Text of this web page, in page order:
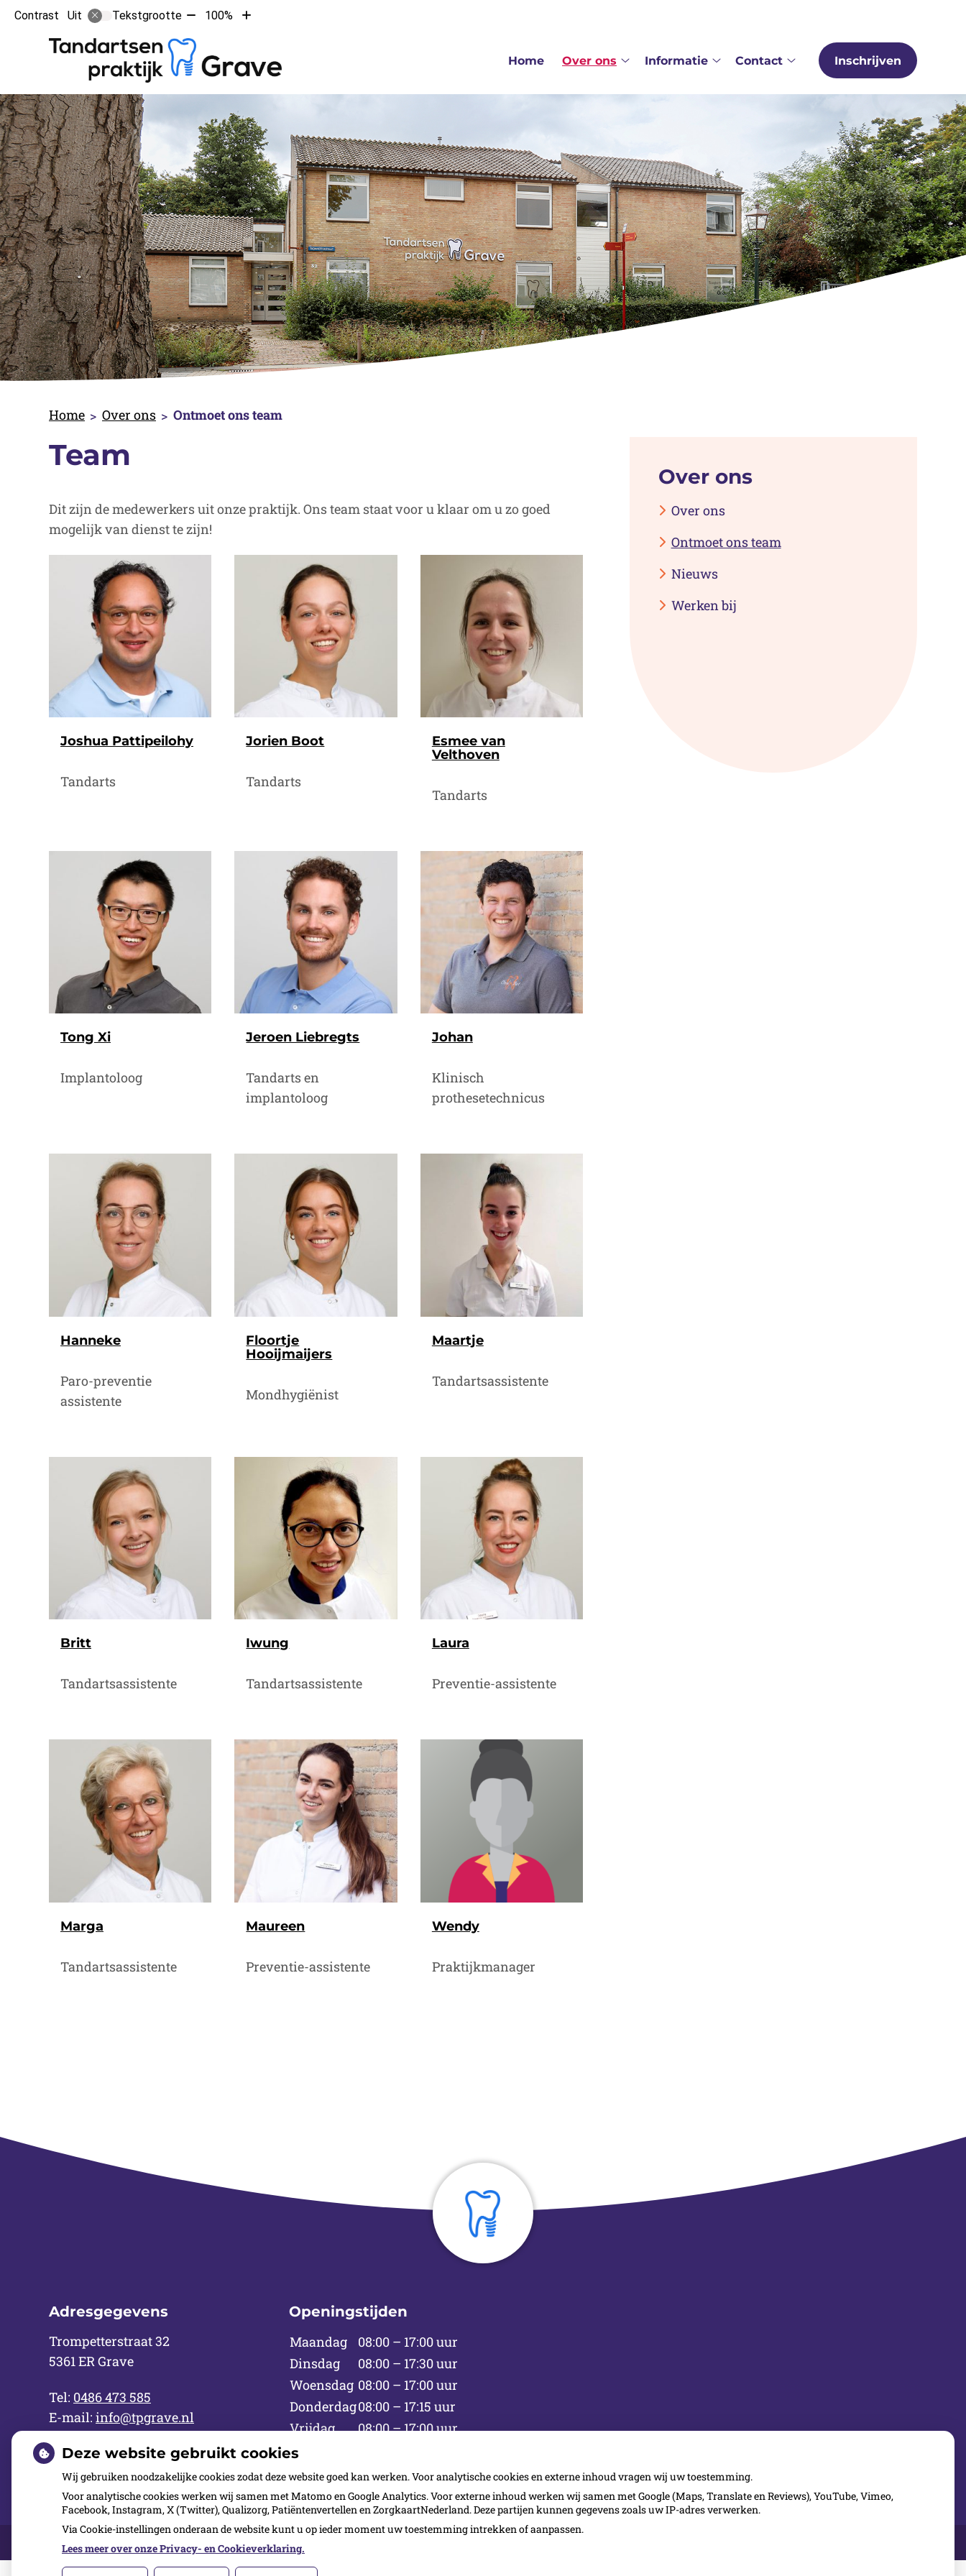
Contrast Uit Tekstgrootte Tekst
met
10%
100%
Tekst
10%
Home
Over ons
Informatie
Contact
Contact
Inschrijven
Home Over ons Ontmoet ons team
Team
Dit zijn de medewerkers uit onze praktijk. Ons team staat voor u klaar om u zo goed
mogelijk van dienst te zijn!
Joshua Pattipeilohy
Tandarts
Jorien Boot
Tandarts
Esmee van
Velthoven
Tandarts
Tong Xi
Implantoloog
Jeroen Liebregts
Tandarts en
implantoloog
Johan
Klinisch
prothesetechnicus
Hanneke
Paro-preventie
assistente
Floortje
Hooijmaijers
Mondhygiënist
Maartje
Tandartsassistente
Britt
Tandartsassistente
Iwung
Tandartsassistente
Laura
Preventie-assistente
Marga
Tandartsassistente
Maureen
Preventie-assistente
Wendy
Praktijkmanager
Over ons
Over ons
Ontmoet ons team
Nieuws
Werken bij
Adresgegevens
Trompetterstraat 32
5361 ER Grave
Tel: 0486 473 585
E-mail: info@tpgrave.nl
Openingstijden
Maandag
08:00 – 17:00 uur
Dinsdag
08:00 – 17:30 uur
Woensdag 08:00 – 17:00 uur
Donderdag08:00 – 17:15 uur
Vrijdag
08:00 – 17:00 uur
Zaterdag
Zondag
Gesloten
Over ons Inschrijven Contact
Deze website gebruikt cookies
Wij gebruiken noodzakelijke cookies zodat deze website goed kan werken. Voor analytische cookies en externe inhoud vragen wij uw toestemming.
Voor analytische cookies werken wij samen met Matomo en Google Analytics. Voor externe inhoud werken wij samen met Google (Maps, Translate en Reviews), YouTube, Vimeo,
Facebook, Instagram, X (Twitter), Qualizorg, Patiëntenvertellen en ZorgkaartNederland. Deze partijen kunnen gegevens zoals uw IP-adres verwerken.
Via Cookie-instellingen onderaan de website kunt u op ieder moment uw toestemming intrekken of aanpassen.
Lees meer over onze Privacy- en Cookieverklaring.